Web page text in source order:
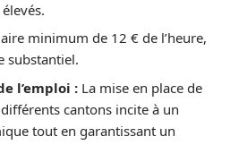
minimum de 12 € de l’heure,
substantiel.
l’emploi : La mise en place de
cantons incite à un
tout en garantissant un